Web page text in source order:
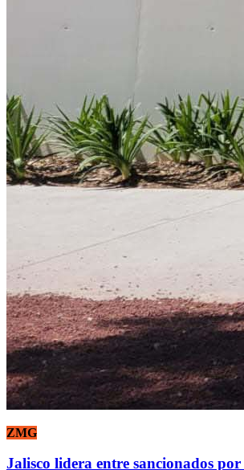
ZMG
Jalisco lidera entre sancionados